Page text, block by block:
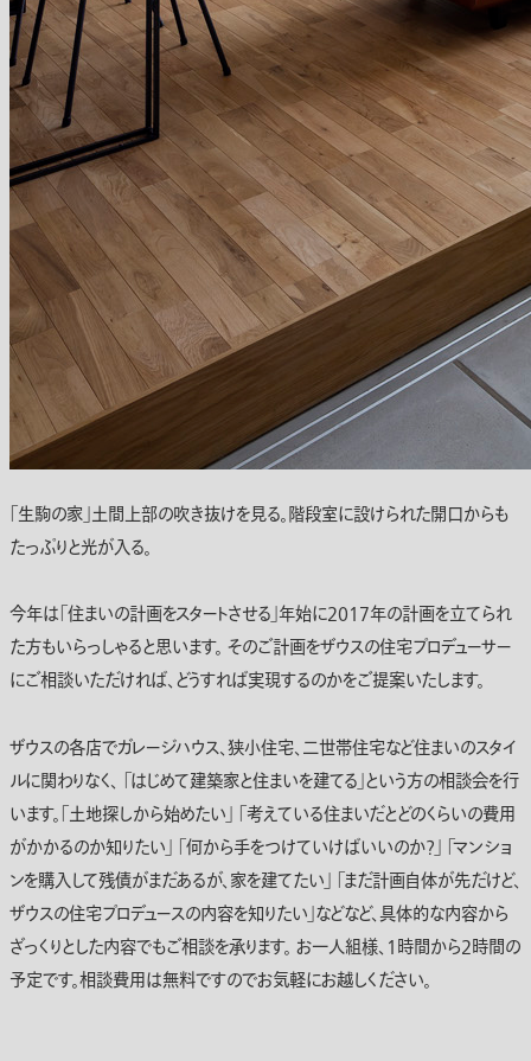
「生駒の家」土間上部の吹き抜けを見る。階段室に設けられた開口からも
たっぷりと光が入る。
今年は「住まいの計画をスタートさせる」年始に2017年の計画を立てられ
た方もいらっしゃると思います。 そのご計画をザウスの住宅プロデューサー
にご相談いただければ、どうすれば実現するのかをご提案いたします。
ザウスの各店でガレージハウス、狭小住宅、二世帯住宅など住まいのスタイ
ルに関わりなく、 「はじめて建築家と住まいを建てる」という方の相談会を行
います。「土地探しから始めたい」 「考えている住まいだとどのくらいの費用
がかかるのか知りたい」 「何から手をつけていけばいいのか？」 「マンショ
ンを購入して残債がまだあるが、家を建てたい」 「まだ計画自体が先だけど、
ザウスの住宅プロデュースの内容を知りたい」などなど、具体的な内容から
ざっくりとした内容でもご相談を承ります。 お一人組様、1時間から2時間の
予定です。相談費用は無料ですのでお気軽にお越しください。